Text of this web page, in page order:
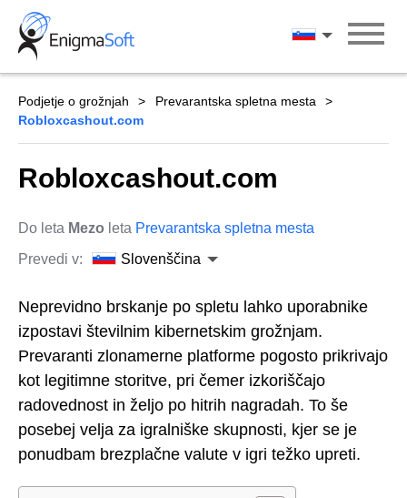
Skip
content
Slovenščina
Podjetje o grožnjah
Prevarantska spletna mesta
Robloxcashout.com
Robloxcashout.com
Do leta Mezo leta Prevarantska spletna mesta
Prevedi v:
Slovenščina
Neprevidno brskanje po spletu lahko uporabnike
izpostavi številnim kibernetskim grožnjam.
Prevaranti zlonamerne platforme pogosto prikrivajo
kot legitimne storitve, pri čemer izkoriščajo
radovednost in željo po hitrih nagradah. To še
posebej velja za igralniške skupnosti, kjer se je
ponudbam brezplačne valute v igri težko upreti.